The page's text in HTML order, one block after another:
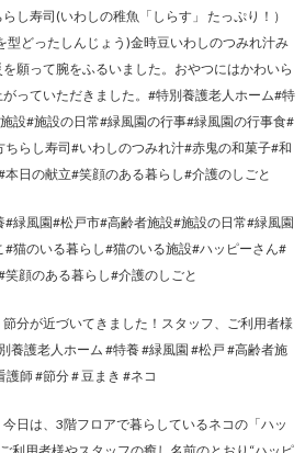
し寿司(いわしの稚魚「しらす」 たっぷり！）
型どったしんじょう)金時豆いわしのつみれ汁み
願って腕をふるいました。おやつにはかわいら
っていただきました。#特別養護老人ホーム#特
設#施設の日常#緑風園の行事#緑風園の行事食#
らし寿司#いわしのつみれ汁#赤鬼の和菓子#和
日の献立#笑顔のある暮らし#介護のしごと
緑風園#松戸市#高齢者施設#施設の日常#緑風園
猫のいる暮らし#猫のいる施設#ハッピーさん#
顔のある暮らし#介護のしごと
分が近づいてきました！スタッフ、ご利用者様
養護老人ホーム #特養 #緑風園 #松戸 #高齢者施
師 #節分 # 豆まき #ネコ
日は、3階フロアで暮らしているネコの「ハッ